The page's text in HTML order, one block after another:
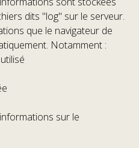
dits "log" sur le serveur.
que le navigateur de
Notamment :
sur le